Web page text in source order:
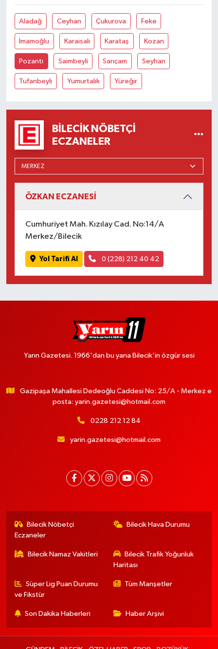
Aladağ Ceyhan Çukurova Feke
İmamoğlu Karaisalı Karataş Kozan
Pozantı Saimbeyli Sarıçam Seyhan
Tufanbeyli Yumurtalık Yüreğir
BILECIK NÖBETÇI
ECZANELER
ÖZKAN ECZANESİ
Cumhuriyet Mah. Kızılay Cad. No:14/A
Merkez/Bilecik
Yol Tarifi Al 0 (228) 212 40 42
Yarın Gazetesi. 1966'dan bu yana Bilecik'in özgür sesi
Gazipaşa Mahallesi Dedeoğlu Caddesi No: 25/A - Merkez e
posta: yarin.gazetesi@hotmail.com
0228 212 12 84
yarin.gazetesi@hotmail.com
Bilecik Nöbetçi
Eczaneler
Bilecik Hava Durumu
Bilecik Namaz Vakitleri
Bilecik Trafik Yoğunluk
Haritası
Süper Lig Puan Durumu
ve Fikstür
Tüm Manşetler
Son Dakika Haberleri Haber Arşivi